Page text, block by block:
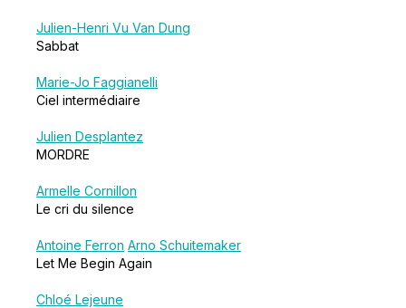
Julien-Henri Vu Van Dung
Sabbat
Marie-Jo Faggianelli
Ciel intermédiaire
Julien Desplantez
MORDRE
Armelle Cornillon
Le cri du silence
Antoine Ferron Arno Schuitemaker
Let Me Begin Again
Chloé Lejeune